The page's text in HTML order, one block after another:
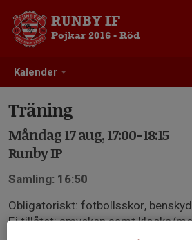
Kalender
RUNBY IF
Pojkar 2016 - Röd
Träning
Måndag 17 aug, 17:00-18:15
Runby IP
Samling: 16:50
Obligatoriskt: fotbollsskor,
Ej tillåtet: smycken samt klocka/